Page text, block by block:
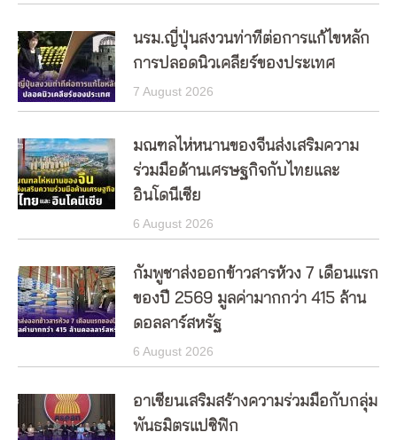
นรม.ญี่ปุ่นสงวนท่าทีต่อการแก้ไขหลัก
การปลอดนิวเคลียร์ของประเทศ
7 August 2026
มณฑลไห่หนานของจีนส่งเสริมความ
ร่วมมือด้านเศรษฐกิจกับไทยและ
อินโดนีเซีย
6 August 2026
กัมพูชาส่งออกข้าวสารห้วง 7 เดือนแรก
ของปี 2569 มูลค่ามากกว่า 415 ล้าน
ดอลลาร์สหรัฐ
6 August 2026
อาเซียนเสริมสร้างความร่วมมือกับกลุ่ม
พันธมิตรแปซิฟิก